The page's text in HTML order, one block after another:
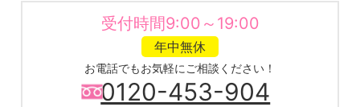
受付時間9:00～19:00
年中無休
お電話でもお気軽にご相談ください！
0120-453-904